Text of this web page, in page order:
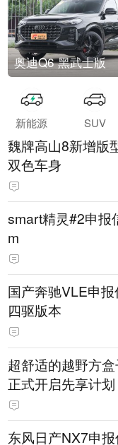
奥迪Q6 黑武士版
新能源 SUV
魏牌高山8新增版
双色车身
smart精灵#2申报
m
国产奔驰VLE申
四驱版本
超舒适的越野方
正式开启先享计划
东风日产NX7申